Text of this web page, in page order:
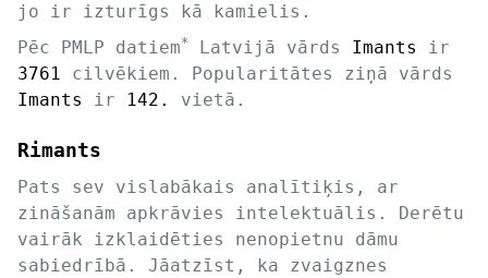
jo ir izturīgs kā kamielis.
Pēc PMLP datiem* Latvijā vārds Imants
ir
3761 cilvēkiem. Popularitātes ziņā vārds
Imants
ir 142. vietā.
Rimants
Pats sev vislabākais analītiķis, ar
zināšanām apkrāvies intelektuālis. Derētu
vairāk izklaidēties nenopietnu dāmu
sabiedrībā. Jāatzīst, ka zvaigznes